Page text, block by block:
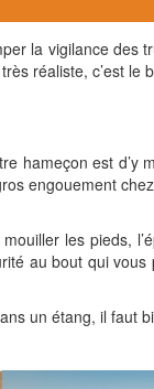
la vigilance des
réaliste, c’est
hameçon est d’y
engouement
les pieds,
au bout qui
un étang, il faut